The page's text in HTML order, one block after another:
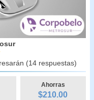
(14 respuestas)
Ahorras
$210.00